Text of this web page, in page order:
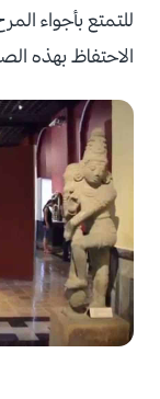
للتمتع بأجواء
الاحتفاظ بهذه